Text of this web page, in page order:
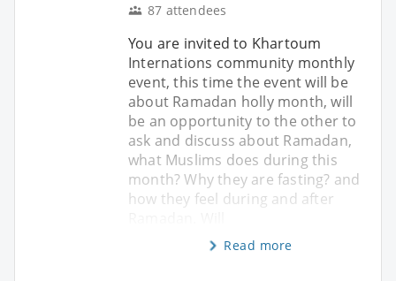
87 attendees
You are invited to Khartoum
Internations community monthly
event, this time the event will be
about Ramadan holly month, will
be an opportunity to the other to
ask and discuss about Ramadan,
what Muslims does during this
month? Why they are fasting? and
how they feel during and after
Read more